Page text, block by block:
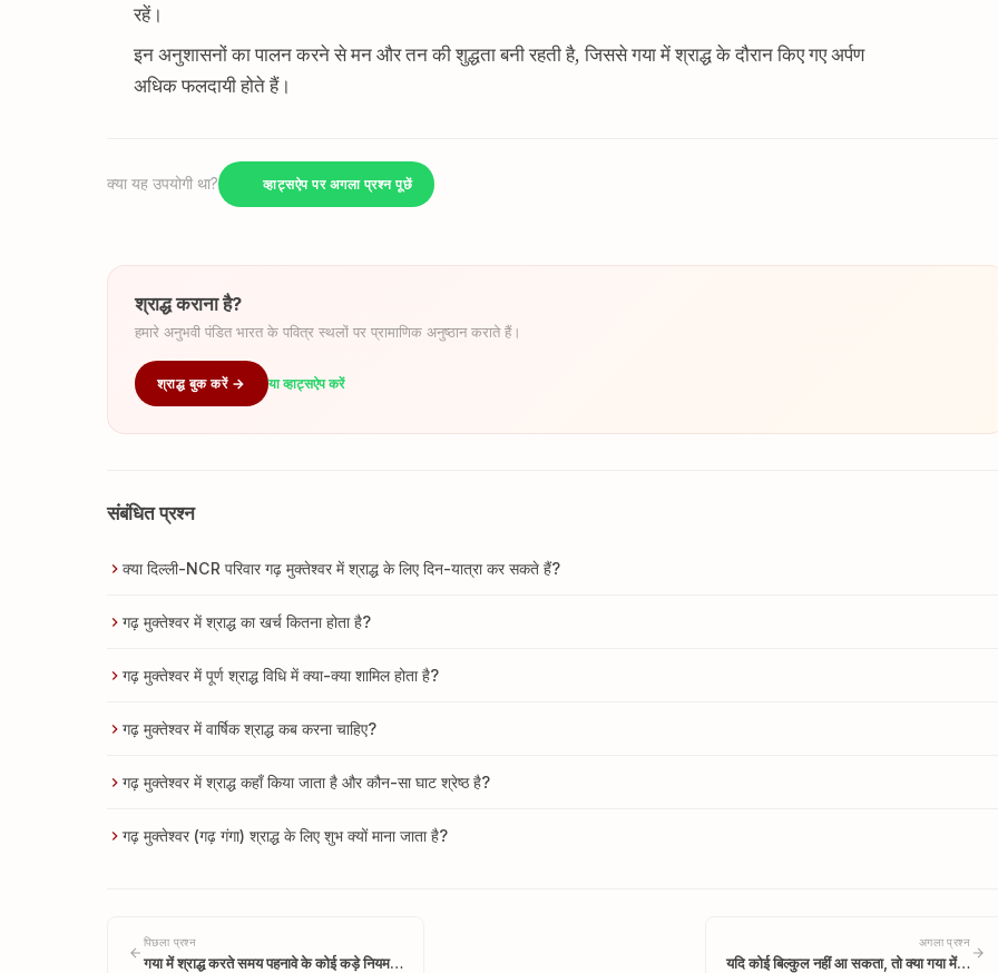
रहें।
इन अनुशासनों का पालन करने से मन और तन की शुद्धता बनी रहती है, जिससे गया में श्राद्ध के दौरान किए गए अर्पण
अधिक फलदायी होते हैं।
क्या यह उपयोगी था? व्हाट्सऐप पर अगला प्रश्न पूछें
श्राद्ध कराना है?
हमारे अनुभवी पंडित भारत के पवित्र स्थलों पर प्रामाणिक अनुष्ठान कराते हैं।
श्राद्ध बुक करें → या व्हाट्सऐप करें
संबंधित प्रश्न
क्या दिल्ली-NCR परिवार गढ़ मुक्तेश्वर में श्राद्ध के लिए दिन-यात्रा कर सकते हैं?
गढ़ मुक्तेश्वर में श्राद्ध का खर्च कितना होता है?
गढ़ मुक्तेश्वर में पूर्ण श्राद्ध विधि में क्या-क्या शामिल होता है?
गढ़ मुक्तेश्वर में वार्षिक श्राद्ध कब करना चाहिए?
गढ़ मुक्तेश्वर में श्राद्ध कहाँ किया जाता है और कौन-सा घाट श्रेष्ठ है?
गढ़ मुक्तेश्वर (गढ़ गंगा) श्राद्ध के लिए शुभ क्यों माना जाता है?
पिछला प्रश्न
गया में श्राद्ध करते समय पहनावे के कोई कड़े नियम…
अगला प्रश्न
यदि कोई बिल्कुल नहीं आ सकता, तो क्या गया में…